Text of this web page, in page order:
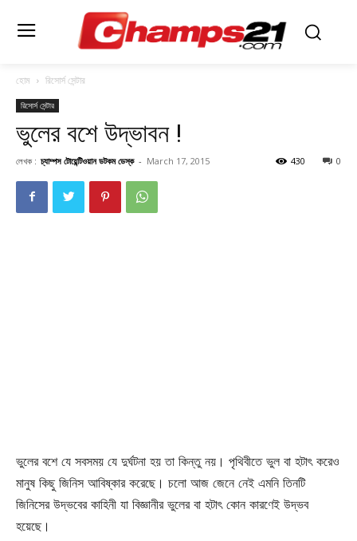
হোম রিসোর্স সেন্টার
রিসোর্স সেন্টার
ভুলের বশে উদ্ভাবন !
লেখক : চ্যাম্পস টোয়েন্টিওয়ান ডটকম ডেস্ক - March 17, 2015 0
430
ভুলের বশে যে সবসময় যে দুর্ঘটনা হয় তা কিন্তু নয়। পৃথিবীতে ভুল বা হটাৎ করেও
মানুষ কিছু জিনিস আবিষ্কার করেছে। চলো আজ জেনে নেই এমনি তিনটি
জিনিসের উদ্ভবের কাহিনী যা বিজ্ঞানীর ভুলের বা হটাৎ কোন কারণেই উদ্ভব
হয়েছে।